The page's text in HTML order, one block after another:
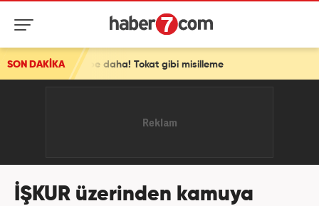
SON DAKİKA
daha! Tokat gibi misilleme
İŞKUR üzerinden kamuya